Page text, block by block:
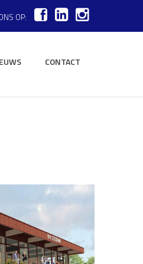
OP:
CONTACT